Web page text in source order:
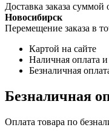
Доставка заказа
Новосибирск
Перемещение заказа в
Картой на сайте
Наличная оплата
Безналичная
Безналичная
Оплата товара по